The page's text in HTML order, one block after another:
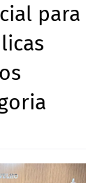
para